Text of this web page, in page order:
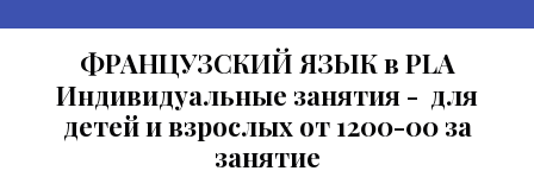
ФРАНЦУЗСКИЙ ЯЗЫК в PLA
Индивидуальные занятия - для
детей и взрослых от 1200-00 за
занятие